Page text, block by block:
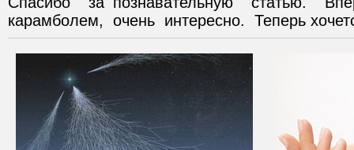
карамболем,  очень  интересно.  Теперь